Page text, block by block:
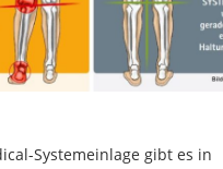
Systemeinlage gibt es in